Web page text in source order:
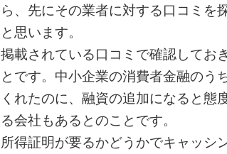
ら、先にその業者に対する口コミを
と思います。
掲載されている口コミで確認してお
とです。中小企業の消費者金融のう
くれたのに、融資の追加になると態
る会社もあるとのことです。
所得証明が要るかどうかでキャッシ